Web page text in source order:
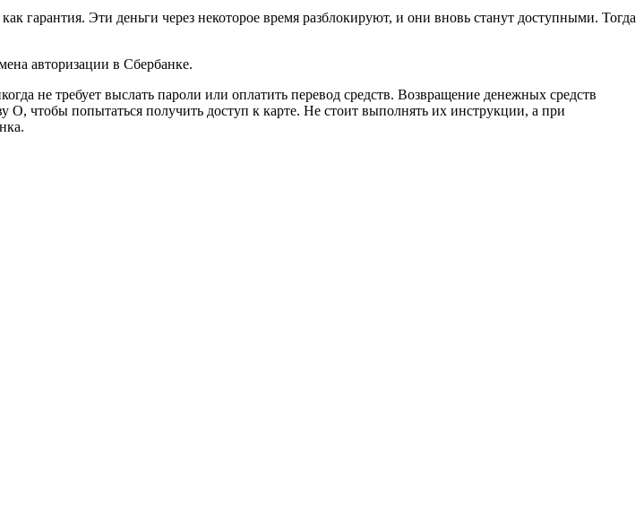
гарантия. Эти деньги через некоторое время разблокируют, и они вновь станут доступными. Тогда
авторизации в Сбербанке.
не требует выслать пароли или оплатить перевод средств. Возвращение денежных средств
чтобы попытаться получить доступ к карте. Не стоит выполнять их инструкции, а при